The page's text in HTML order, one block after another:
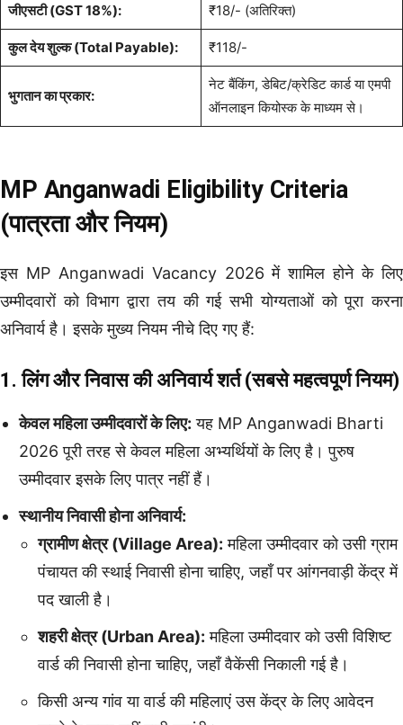
जीएसटी (GST 18%): ₹18/- (अतिरिक्त)
कुल देय शुल्क (Total Payable): ₹118/-
भुगतान का प्रकार:
नेट बैंकिंग, डेबिट/क्रेडिट कार्ड या एमपी
ऑनलाइन कियोस्क के माध्यम से।
MP Anganwadi Eligibility Criteria
(पात्रता और नियम)
इस MP Anganwadi Vacancy 2026 में शामिल होने के लिए
उम्मीदवारों को विभाग द्वारा तय की गई सभी योग्यताओं को पूरा करना
अनिवार्य है। इसके मुख्य नियम नीचे दिए गए हैं:
1. लिंग और निवास की अनिवार्य शर्त (सबसे महत्वपूर्ण नियम)
केवल महिला उम्मीदवारों के लिए: यह MP Anganwadi Bharti
2026 पूरी तरह से केवल महिला अभ्यर्थियों के लिए है। पुरुष
उम्मीदवार इसके लिए पात्र नहीं हैं।
स्थानीय निवासी होना अनिवार्य:
ग्रामीण क्षेत्र (Village Area): महिला उम्मीदवार को उसी ग्राम
पंचायत की स्थाई निवासी होना चाहिए, जहाँ पर आंगनवाड़ी केंद्र में
पद खाली है।
शहरी क्षेत्र (Urban Area): महिला उम्मीदवार को उसी विशिष्ट
वार्ड की निवासी होना चाहिए, जहाँ वैकेंसी निकाली गई है।
किसी अन्य गांव या वार्ड की महिलाएं उस केंद्र के लिए आवेदन